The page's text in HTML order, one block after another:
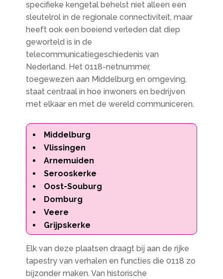
specifieke kengetal behelst niet alleen een
sleutelrol in de regionale connectiviteit, maar
heeft ook een boeiend verleden dat diep
geworteld is in de
telecommunicatiegeschiedenis van
Nederland. Het 0118-netnummer,
toegewezen aan Middelburg en omgeving,
staat centraal in hoe inwoners en bedrijven
met elkaar en met de wereld communiceren.
Middelburg
Vlissingen
Arnemuiden
Serooskerke
Oost-Souburg
Domburg
Veere
Grijpskerke
Elk van deze plaatsen draagt bij aan de rijke
tapestry van verhalen en functies die 0118 zo
bijzonder maken. Van historische